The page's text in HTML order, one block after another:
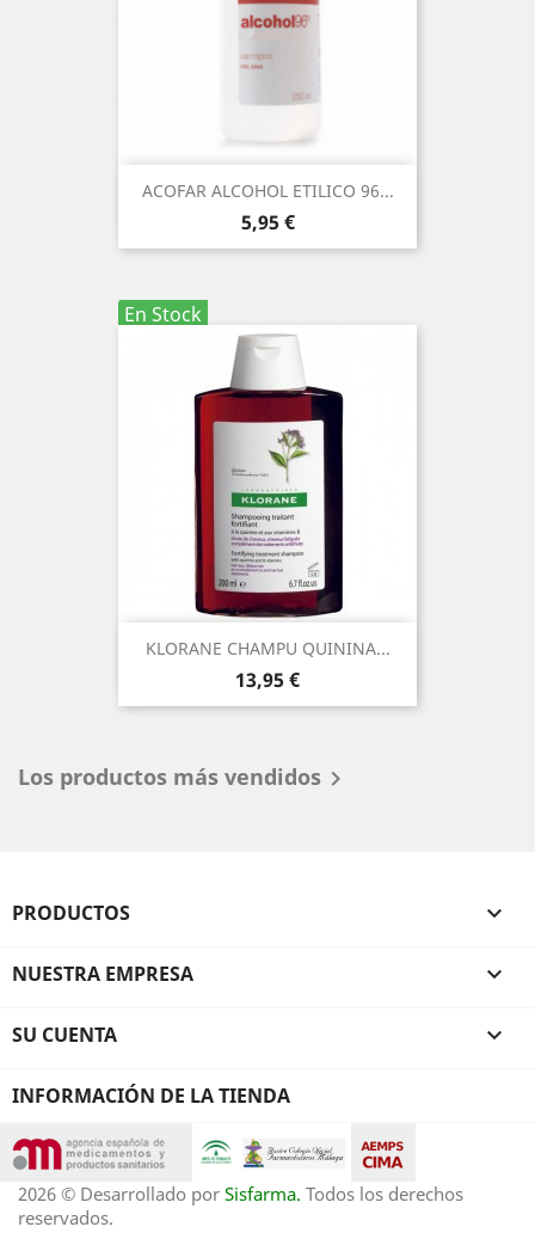
ACOFAR ALCOHOL ETILICO 96...
Precio
5,95 €
En Stock
KLORANE CHAMPU QUININA...
Precio
13,95 €
Los productos más vendidos 
PRODUCTOS 
NUESTRA EMPRESA 
SU CUENTA 
INFORMACIÓN DE LA TIENDA
2026 © Desarrollado por Sisfarma. Todos los derechos
reservados.